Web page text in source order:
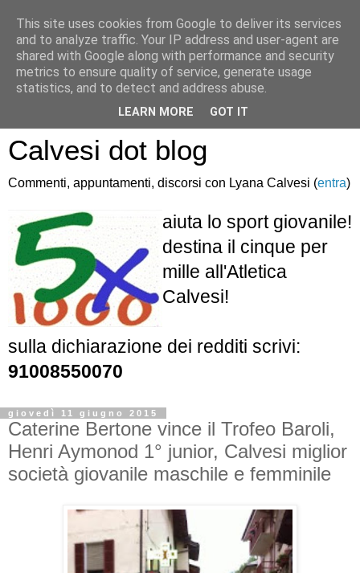
Atletica Sandro
Calvesi dot blog
Commenti, appuntamenti, discorsi con Lyana Calvesi (entra)
aiuta lo sport giovanile!
destina il cinque per
mille all'Atletica
Calvesi!
sulla dichiarazione dei redditi scrivi:
91008550070
giovedì 11 giugno 2015
Caterine Bertone vince il Trofeo Baroli,
Henri Aymonod 1° junior, Calvesi miglior
società giovanile maschile e femminile
This site uses cookies from Google to deliver its services
and to analyze traffic. Your IP address and user-agent are
shared with Google along with performance and security
metrics to ensure quality of service, generate usage
statistics, and to detect and address abuse.
LEARN MORE GOT IT